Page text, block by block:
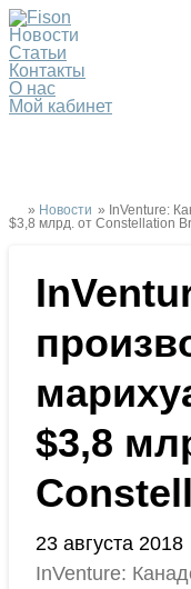
Новости
Статьи
Контакты
О нас
Мой кабинет
» Новости » InVenture:
$3,8 млрд. от Constellation
$3,8
23 августа 2018
InVenture: